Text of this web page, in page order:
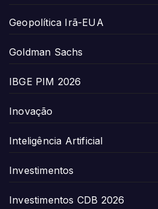
Geopolítica Irã-EUA
Goldman Sachs
IBGE PIM 2026
Inovação
Inteligência Artificial
Investimentos
Investimentos CDB 2026